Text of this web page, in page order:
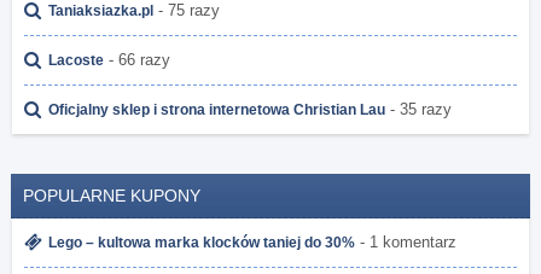
Taniaksiazka.pl - 75 razy
Lacoste - 66 razy
Oficjalny sklep i strona internetowa Christian Lau - 35 razy
POPULARNE KUPONY
Lego – kultowa marka klocków taniej do 30% - 1 komentarz